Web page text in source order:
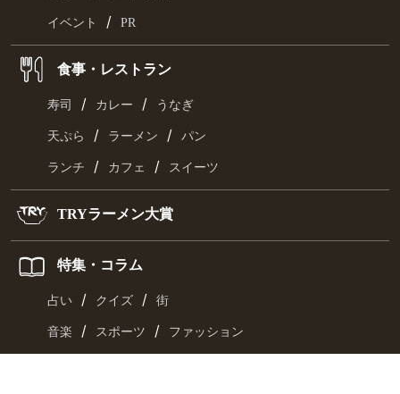
イベント / PR
食事・レストラン
寿司 / カレー / うなぎ
天ぷら / ラーメン / パン
ランチ / カフェ / スイーツ
TRYラーメン大賞
特集・コラム
占い / クイズ / 街
音楽 / スポーツ / ファッション